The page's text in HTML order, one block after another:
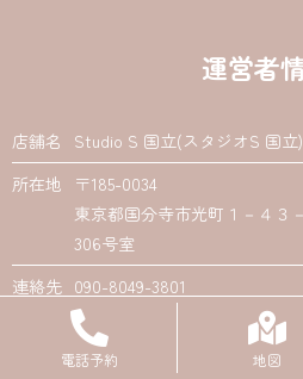
運営者
店舗名
Studio S 国立(スタジオS 国立)
所在地
〒185-0034
東京都国分寺市光町１－４３
306号室
連絡先 090-8049-3801
電話予約 地図